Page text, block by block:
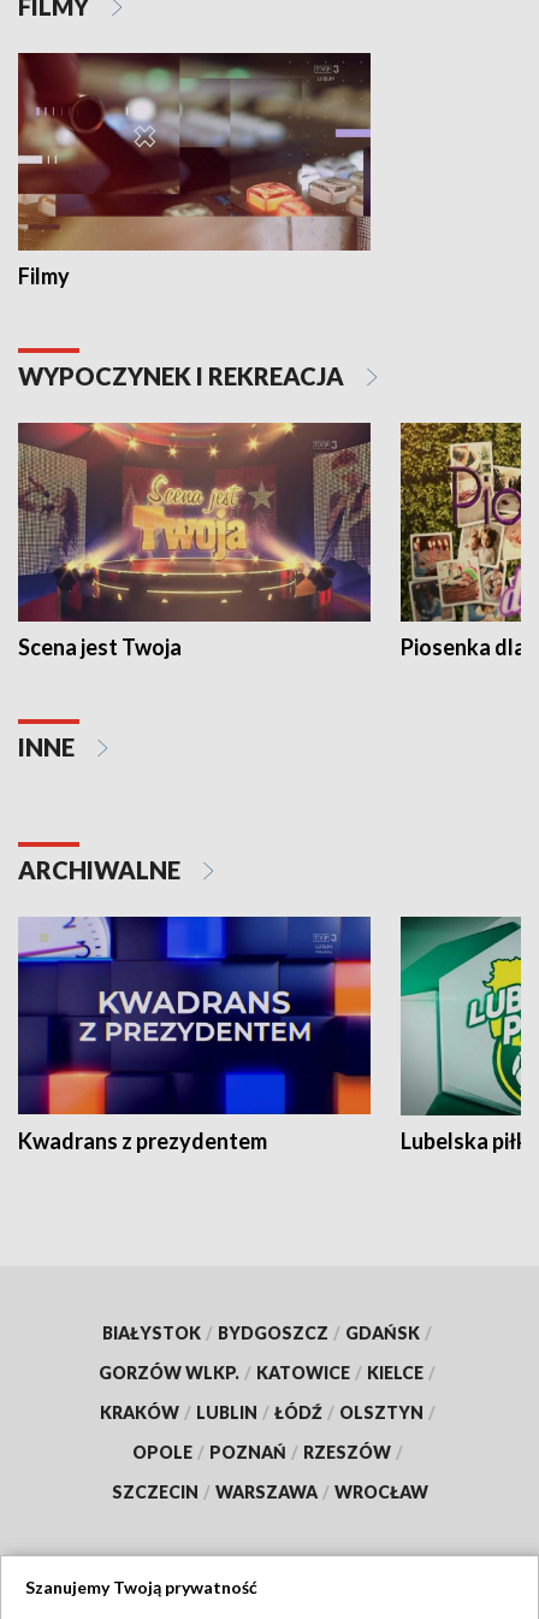
Filmy
WYPOCZYNEK I REKREACJA
Scena jest Twoja Piosenka dla
INNE
ARCHIWALNE
Kwadrans z prezydentem Lubelska piłka
BIAŁYSTOK / BYDGOSZCZ / GDAŃSK /
GORZÓW WLKP. / KATOWICE / KIELCE /
KRAKÓW / LUBLIN / ŁÓDŹ / OLSZTYN /
OPOLE / POZNAŃ / RZESZÓW /
SZCZECIN / WARSZAWA / WROCŁAW
Szanujemy Twoją prywatność